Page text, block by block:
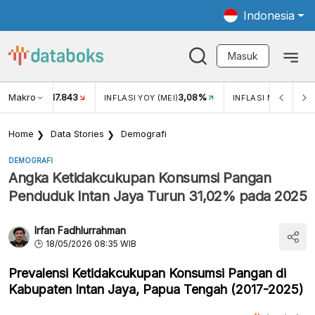
Indonesia
Masuk
Makro
USD/IDR 17.843 INFLASI YOY (MEI)3,08% INFLASI MOM (MEI)
Home Data Stories Demografi
DEMOGRAFI
Angka Ketidakcukupan Konsumsi Pangan
Penduduk Intan Jaya Turun 31,02% pada 2025
Irfan Fadhlurrahman
18/05/2026 08:35 WIB
Prevalensi Ketidakcukupan Konsumsi Pangan di
Kabupaten Intan Jaya, Papua Tengah (2017-2025)